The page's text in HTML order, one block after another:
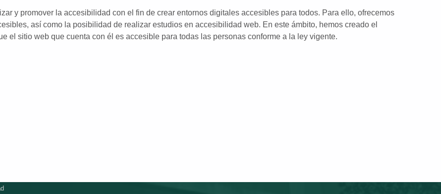
y promover la accesibilidad con el fin de crear entornos digitales accesibles para todos. Para ello, ofrecemos
así como la posibilidad de realizar estudios en accesibilidad web. En este ámbito, hemos creado el
el sitio web que cuenta con él es accesible para todas las personas conforme a la ley vigente.